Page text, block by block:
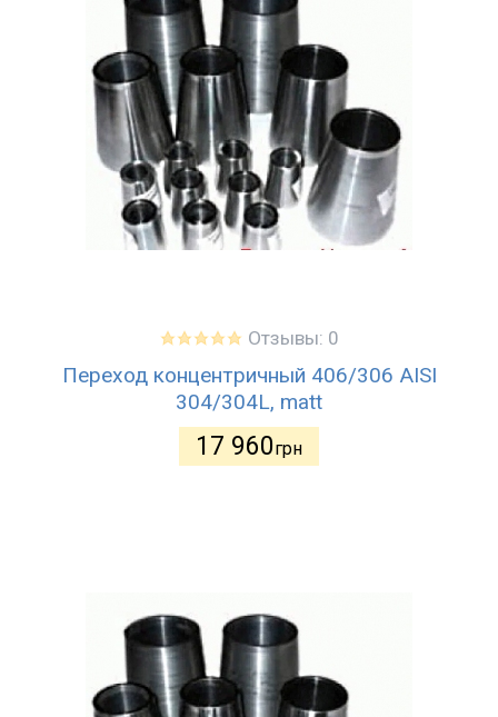
Отзывы: 0
Переход концентричный 406/306 AISI
304/304L, matt
17 960грн